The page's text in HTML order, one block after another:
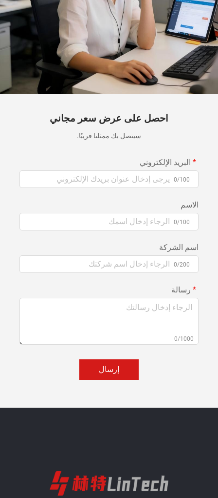
احصل على عرض سعر مجاني
سيتصل بك ممثلنا قريبًا.
البريد الإلكتروني
0/100
الاسم
0/100
اسم الشركة
0/200
رسالة
0/1000
إرسال